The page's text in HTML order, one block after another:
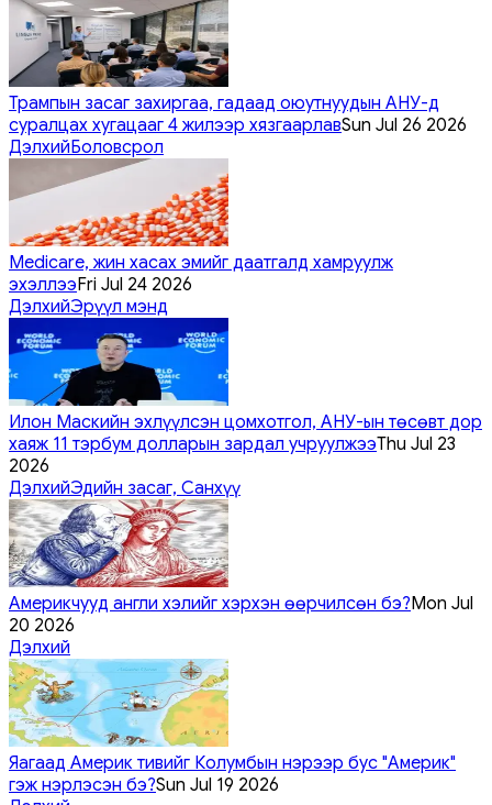
Трампын засаг захиргаа, гадаад оюутнуудын АНУ-д
суралцах хугацааг 4 жилээр хязгаарлавSun Jul 26 2026
ДэлхийБоловсрол
Medicare, жин хасах эмийг даатгалд хамруулж
эхэллээFri Jul 24 2026
ДэлхийЭрүүл мэнд
Илон Маскийн эхлүүлсэн цомхотгол, АНУ-ын төсөвт дор
хаяж 11 тэрбум долларын зардал учруулжээThu Jul 23
2026
ДэлхийЭдийн засаг, Санхүү
Америкчууд англи хэлийг хэрхэн өөрчилсөн бэ?Mon Jul
20 2026
Дэлхий
Яагаад Америк тивийг Колумбын нэрээр бус "Америк"
гэж нэрлэсэн бэ?Sun Jul 19 2026